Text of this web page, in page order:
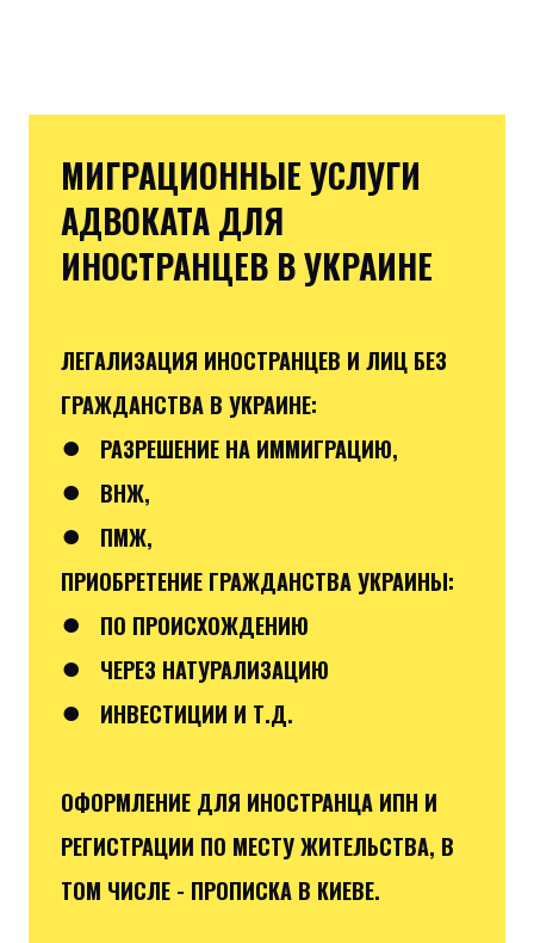
МИГРАЦИОННЫЕ УСЛУГИ
АДВОКАТА ДЛЯ
ИНОСТРАНЦЕВ В УКРАИНЕ
ЛЕГАЛИЗАЦИЯ ИНОСТРАНЦЕВ И ЛИЦ БЕЗ
ГРАЖДАНСТВА В УКРАИНЕ:
● РАЗРЕШЕНИЕ НА ИММИГРАЦИЮ,
● ВНЖ,
●
ПМЖ,
ПРИОБРЕТЕНИЕ ГРАЖДАНСТВА УКРАИНЫ:
● ПО ПРОИСХОЖДЕНИЮ
● ЧЕРЕЗ НАТУРАЛИЗАЦИЮ
● ИНВЕСТИЦИИ И Т.Д.
ОФОРМЛЕНИЕ ДЛЯ ИНОСТРАНЦА ИПН И
РЕГИСТРАЦИИ ПО МЕСТУ ЖИТЕЛЬСТВА, В
ТОМ ЧИСЛЕ - ПРОПИСКА В КИЕВЕ.